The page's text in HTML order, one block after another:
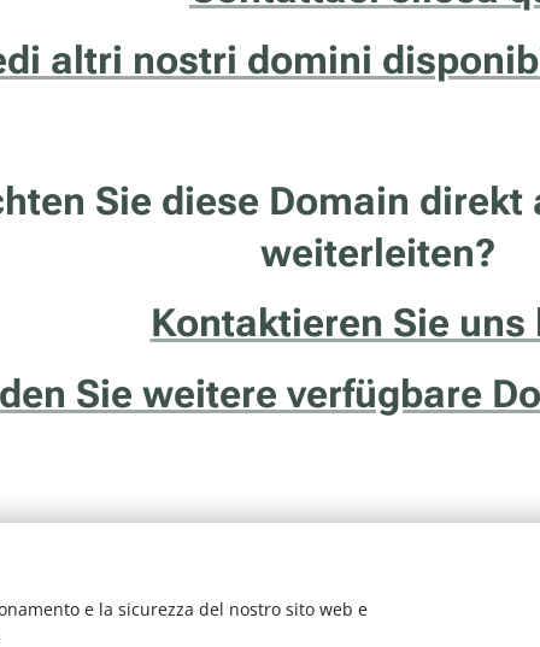
altri nostri domini
Sie diese Domain direkt
weiterleiten?
Kontaktieren Sie uns
Sie weitere verfügbare
e la sicurezza del nostro sito web e